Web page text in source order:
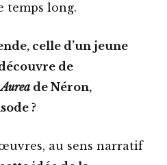
temps long.
celle d’un jeune
de
de Néron,
?
au sens narratif